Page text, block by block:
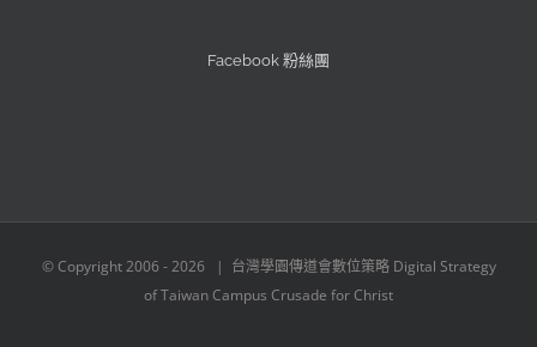
Facebook 粉絲團
© Copyright 2006 -2026 | 台灣學園傳道會數位策略 Digital Strategy
of Taiwan Campus Crusade for Christ